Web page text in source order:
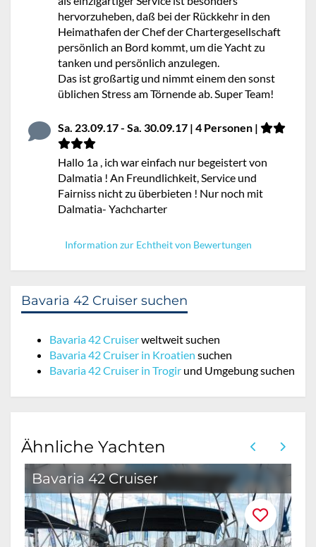
hervorzuheben, daß bei der Rückkehr in den
Heimathafen der Chef der Chartergesellschaft
persönlich an Bord kommt, um die Yacht zu
tanken und persönlich anzulegen.
Das ist großartig und nimmt einem den sonst
üblichen Stress am Törnende ab. Super Team!
Sa. 23.09.17 - Sa. 30.09.17 | 4 Personen |
Hallo 1a , ich war einfach nur begeistert von
Dalmatia ! An Freundlichkeit, Service und
Fairniss nicht zu überbieten ! Nur noch mit
Dalmatia- Yachcharter
Information zur Echtheit von Bewertungen
Bavaria 42 Cruiser suchen
Bavaria 42 Cruiserweltweit suchen
Bavaria 42 Cruiser in Kroatien suchen
Bavaria 42 Cruiser in Trogir und Umgebung suchen
Ähnliche Yachten
Bavaria 42 Cruiser